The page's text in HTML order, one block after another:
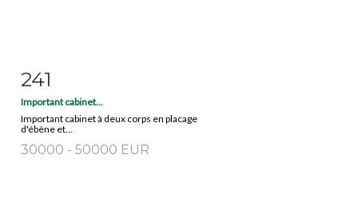
Fiche détaillée
241
Important cabinet...
Important cabinet à deux corps en placage
d'ébène et...
30000 - 50000 EUR